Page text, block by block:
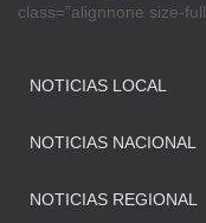
class=”alignnone size-
NOTICIAS LOCAL
NOTICIAS NACIONAL
NOTICIAS REGIONAL